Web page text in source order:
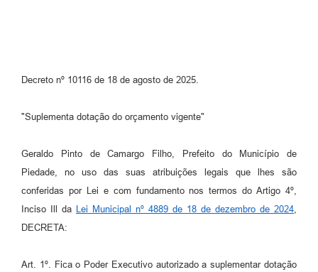
Decreto nº 10116 de 18 de agosto de 2025.
"Suplementa dotação do orçamento vigente"
Geraldo Pinto de Camargo Filho, Prefeito do Município de
Piedade, no uso das suas atribuições legais que lhes são
conferidas por Lei e com fundamento nos termos do Artigo 4º,
Inciso Ill da Lei Municipal nº 4889 de 18 de dezembro de 2024,
DECRETA:
Art. 1º. Fica o Poder Executivo autorizado a suplementar dotação